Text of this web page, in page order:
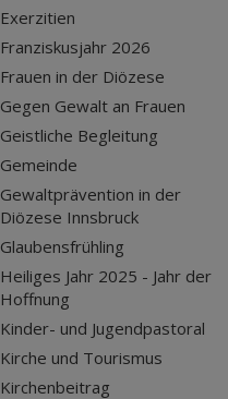
Exerzitien
Franziskusjahr 2026
Frauen in der Diözese
Gegen Gewalt an Frauen
Geistliche Begleitung
Gemeinde
Gewaltprävention in der
Diözese Innsbruck
Glaubensfrühling
Heiliges Jahr 2025 - Jahr der
Hoffnung
Kinder- und Jugendpastoral
Kirche und Tourismus
Kirchenbeitrag